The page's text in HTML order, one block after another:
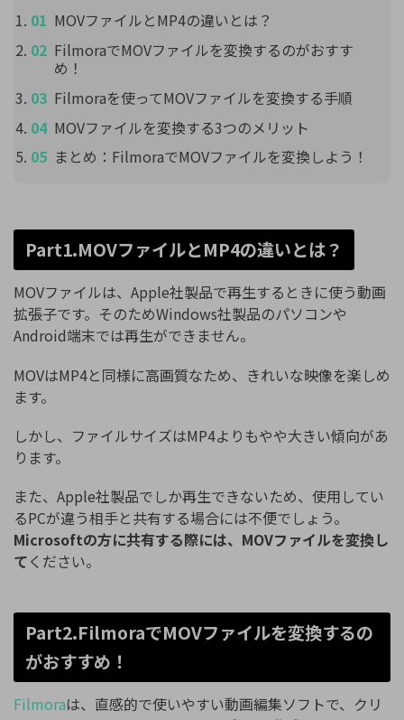
MOVファイルとMP4の違いとは？
FilmoraでMOVファイルを変換するのがおすす
め！
Filmoraを使ってMOVファイルを変換する手順
MOVファイルを変換する3つのメリット
まとめ：FilmoraでMOVファイルを変換しよう！
Part1.MOVファイルとMP4の違いとは？
MOVファイルは、Apple社製品で再生するときに使う動画
拡張子です。そのためWindows社製品のパソコンや
Android端末では再生ができません。
MOVはMP4と同様に高画質なため、きれいな映像を楽しめ
ます。
しかし、ファイルサイズはMP4よりもやや大きい傾向があ
ります。
また、Apple社製品でしか再生できないため、使用してい
るPCが違う相手と共有する場合には不便でしょう。
Microsoftの方に共有する際には、MOVファイルを変換し
てください。
Part2.FilmoraでMOVファイルを変換するの
がおすすめ！
Filmoraは、直感的で使いやすい動画編集ソフトで、クリ